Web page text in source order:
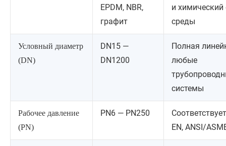
EPDM, NBR,
графит
и химический
среды
Условный диаметр
(DN)
DN15 —
DN1200
Полная
любые
системы
Рабочее давление
(PN)
PN6 — PN250
EN, ANSI/